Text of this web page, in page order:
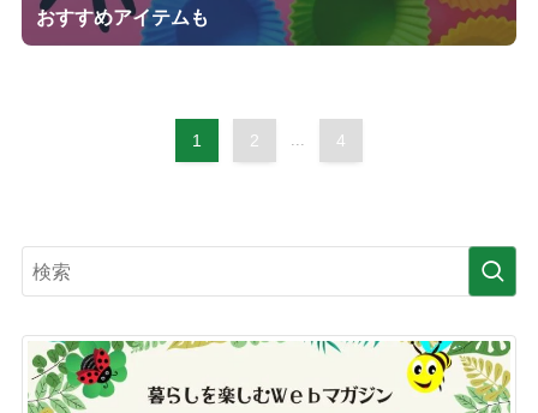
おすすめアイテムも
1 2 4